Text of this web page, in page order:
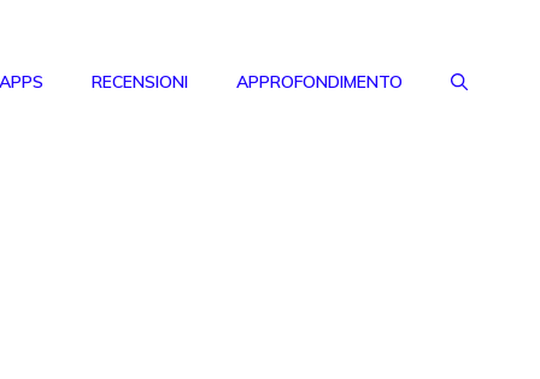
RECENSIONI APPROFONDIMENTO